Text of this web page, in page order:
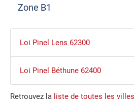
Zone B1
Loi Pinel Lens 62300
Loi Pinel Béthune 62400
Retrouvez la liste de toutes les